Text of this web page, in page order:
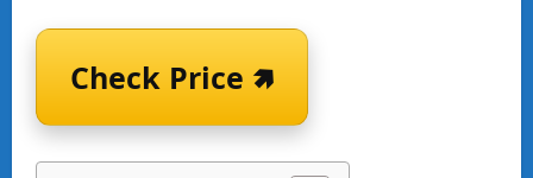
Check Price 🢅